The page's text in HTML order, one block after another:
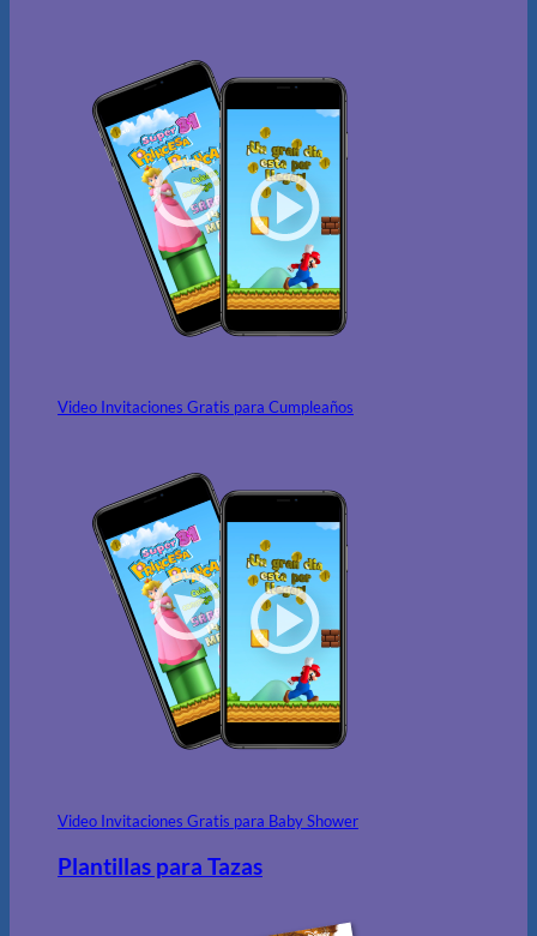
Video Invitaciones Gratis para Cumpleaños
Video Invitaciones Gratis para Baby Shower
Plantillas para Tazas